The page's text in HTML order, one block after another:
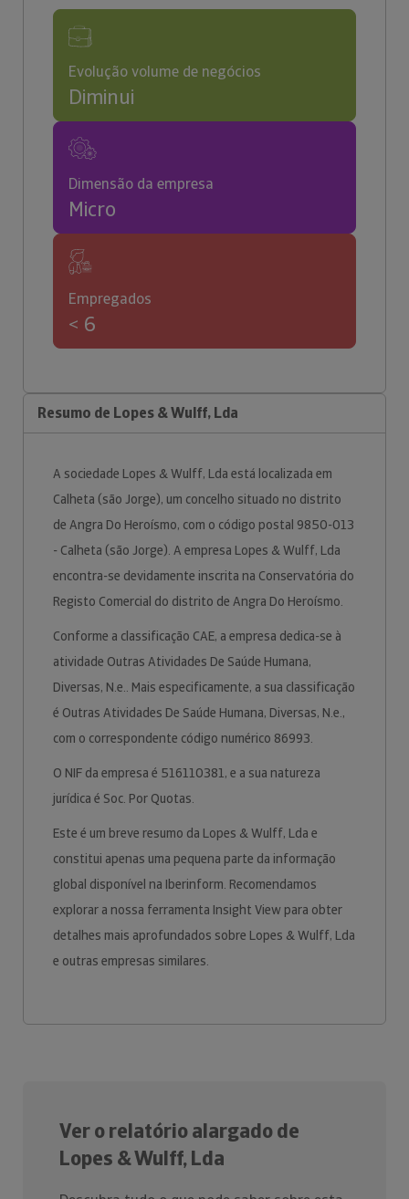
Evolução volume de negócios
Diminui
Dimensão da empresa
Micro
Empregados
< 6
Resumo de Lopes & Wulff, Lda
A sociedade Lopes & Wulff, Lda está localizada em
Calheta (são Jorge), um concelho situado no distrito
de Angra Do Heroísmo, com o código postal 9850-013
- Calheta (são Jorge). A empresa Lopes & Wulff, Lda
encontra-se devidamente inscrita na Conservatória do
Registo Comercial do distrito de Angra Do Heroísmo.
Conforme a classificação CAE, a empresa dedica-se à
atividade Outras Atividades De Saúde Humana,
Diversas, N.e.. Mais especificamente, a sua classificação
é Outras Atividades De Saúde Humana, Diversas, N.e.,
com o correspondente código numérico 86993.
O NIF da empresa é 516110381, e a sua natureza
jurídica é Soc. Por Quotas.
Este é um breve resumo da Lopes & Wulff, Lda e
constitui apenas uma pequena parte da informação
global disponível na Iberinform. Recomendamos
explorar a nossa ferramenta Insight View para obter
detalhes mais aprofundados sobre Lopes & Wulff, Lda
e outras empresas similares.
Ver o relatório alargado de
Lopes & Wulff, Lda